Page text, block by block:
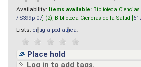
Availability: Items available: Biblioteca
/ S399p-07 ] (2), Biblioteca Ciencias de la Salud [
Lists: cirugia pediatrica
Place hold
Log in to add tags.